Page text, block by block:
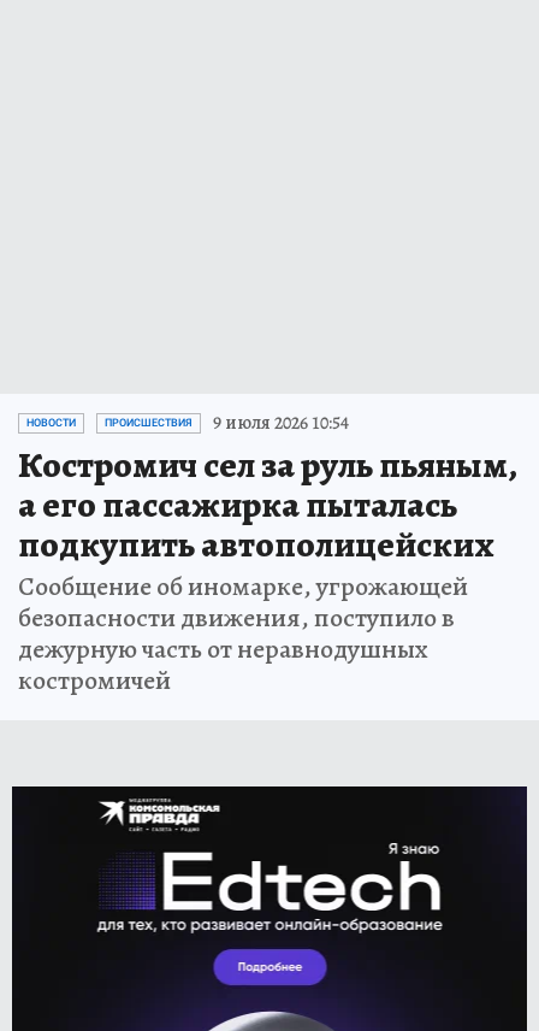
НОВОСТИ ПРОИСШЕСТВИЯ 9 июля 2026 10:54
Костромич сел за руль пьяным,
а его пассажирка пыталась
подкупить автополицейских
Сообщение об иномарке, угрожающей
безопасности движения, поступило в
дежурную часть от неравнодушных
костромичей